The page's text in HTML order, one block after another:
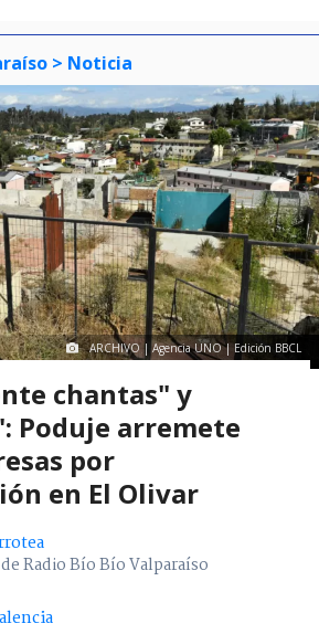
> Noticia
ARCHIVO | Agencia UNO | Edición BBCL
chantas" y
Poduje arremete
por
en El Olivar
Radio Bío Bío Valparaíso